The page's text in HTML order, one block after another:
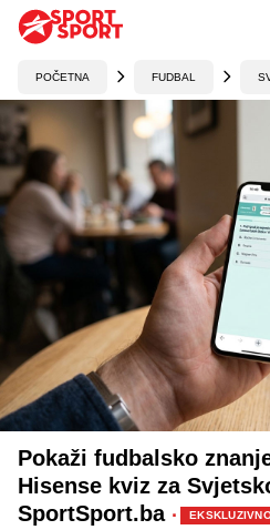
POČETNA FUDBAL
Pokaži fudbalsko
Hisense kviz za
SportSport.ba ·